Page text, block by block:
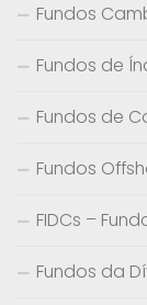
Fundos
Fundos de
Fundos de
Fundos
FIDCs –
Fundos da